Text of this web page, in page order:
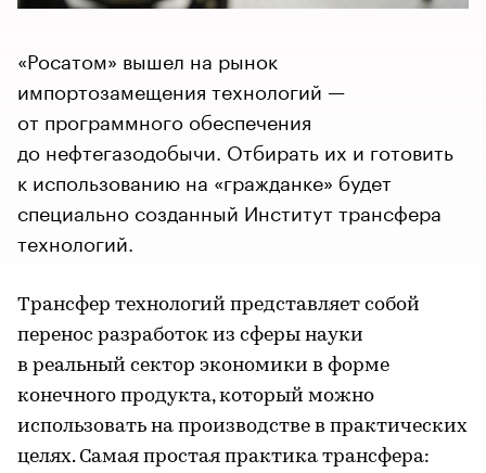
«Росатом» вышел на рынок
импортозамещения технологий —
от программного обеспечения
до нефтегазодобычи. Отбирать их и готовить
к использованию на «гражданке» будет
специально созданный Институт трансфера
технологий.
Трансфер технологий представляет собой
перенос разработок из сферы науки
в реальный сектор экономики в форме
конечного продукта, который можно
использовать на производстве в практических
целях. Самая простая практика трансфера: